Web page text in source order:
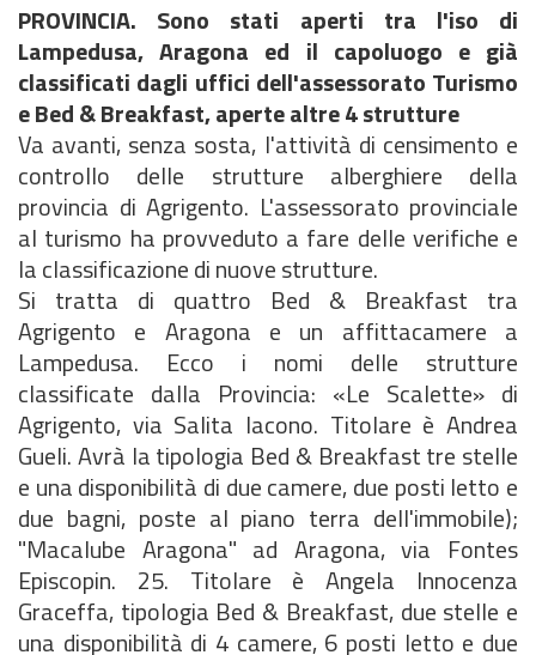
PROVINCIA. Sono stati aperti tra l'iso di
Lampedusa, Aragona ed il capoluogo e già
classificati dagli uffici dell'assessorato Turismo
e Bed & Breakfast, aperte altre 4 strutture
Va avanti, senza sosta, l'attività di censimento e
controllo delle strutture alberghiere della
provincia di Agrigento. L'assessorato provinciale
al turismo ha provveduto a fare delle verifiche e
la classificazione di nuove strutture.
Si tratta di quattro Bed & Breakfast tra
Agrigento e Aragona e un affittacamere a
Lampedusa. Ecco i nomi delle strutture
classificate dalla Provincia: «Le Scalette» di
Agrigento, via Salita Iacono. Titolare è Andrea
Gueli. Avrà la tipologia Bed & Breakfast tre stelle
e una disponibilità di due camere, due posti letto e
due bagni, poste al piano terra dell'immobile);
"Macalube Aragona" ad Aragona, via Fontes
Episcopin. 25. Titolare è Angela Innocenza
Graceffa, tipologia Bed & Breakfast, due stelle e
una disponibilità di 4 camere, 6 posti letto e due